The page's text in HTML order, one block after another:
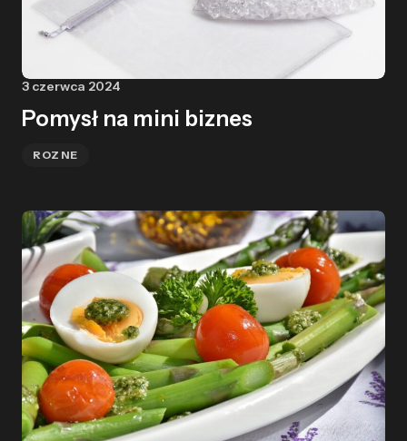
3 czerwca 2024
Pomysł na mini biznes
ROZNE